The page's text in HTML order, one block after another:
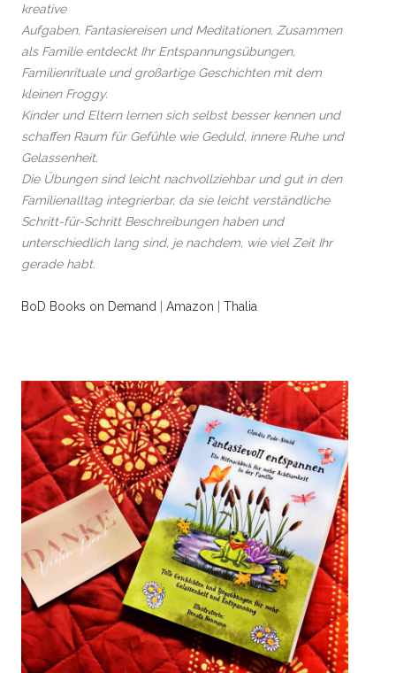
kreative
Aufgaben, Fantasiereisen und Meditationen. Zusammen
als Familie entdeckt Ihr Entspannungsübungen,
Familienrituale und großartige Geschichten mit dem
kleinen Froggy.
Kinder und Eltern lernen sich selbst besser kennen und
schaffen Raum für Gefühle wie Geduld, innere Ruhe und
Gelassenheit.
Die Übungen sind leicht nachvollziehbar und gut in den
Familienalltag integrierbar, da sie leicht verständliche
Schritt-für-Schritt Beschreibungen haben und
unterschiedlich lang sind, je nachdem, wie viel Zeit Ihr
gerade habt.
BoD Books on Demand Amazon Thalia